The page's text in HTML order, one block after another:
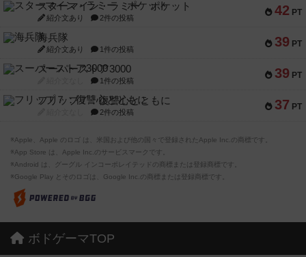
42 PT
スターマイン・ラミー ポケット
紹介文あり 2件の投稿
39 PT
海兵隊
紹介文あり 1件の投稿
39 PT
スーパーストア3000
1件の投稿
37 PT
フリップ７：復讐心とともに
2件の投稿
※Apple、Apple のロゴ は、米国および他の国々で登録されたApple Inc.の商標です。
※App Store は、Apple Inc.のサービスマークです。
※Android は、グーグル インコーポレイテッドの商標または登録商標です。
※Google Play とそのロゴは、Google Inc.の商標または登録商標です。
ボドゲーマTOP